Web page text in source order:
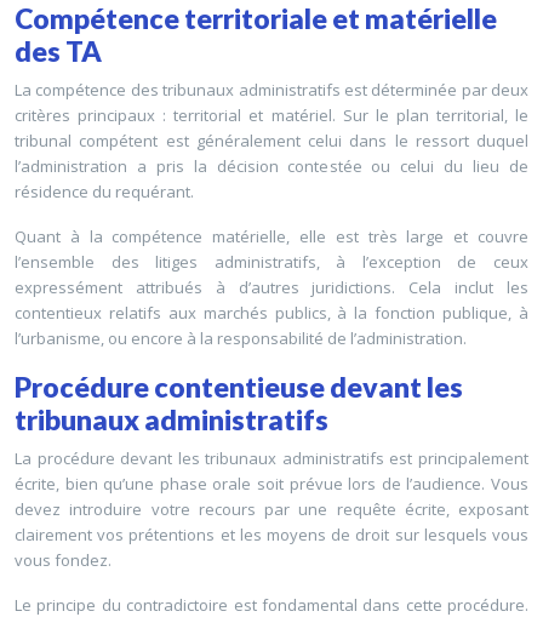
Compétence territoriale et matérielle
des TA
La compétence des tribunaux administratifs est déterminée par deux
critères principaux : territorial et matériel. Sur le plan territorial, le
tribunal compétent est généralement celui dans le ressort duquel
l’administration a pris la décision contestée ou celui du lieu de
résidence du requérant.
Quant à la compétence matérielle, elle est très large et couvre
l’ensemble des litiges administratifs, à l’exception de ceux
expressément attribués à d’autres juridictions. Cela inclut les
contentieux relatifs aux marchés publics, à la fonction publique, à
l’urbanisme, ou encore à la responsabilité de l’administration.
Procédure contentieuse devant les
tribunaux administratifs
La procédure devant les tribunaux administratifs est principalement
écrite, bien qu’une phase orale soit prévue lors de l’audience. Vous
devez introduire votre recours par une requête écrite, exposant
clairement vos prétentions et les moyens de droit sur lesquels vous
vous fondez.
Le principe du contradictoire est fondamental dans cette procédure.